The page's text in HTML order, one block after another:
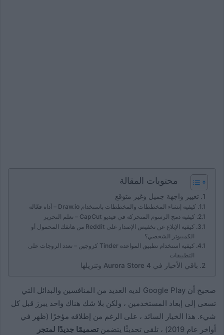
محتويات المقالة
تغيير واجهة جميل وغير متوقع
كيفية إنشاء المخططات والمخططات باستخدام Draw.io – أداة فعّالة
كيفية دمج الرسوم المتحركة في فيديو CapCut – تعلم التحرير
كيفية الإبلاغ عن تخفيض الإصدار على Reddit من هاتفك المحمول أو
الكمبيوتر الشخصي؟
كيفية استخدام تطبيق المواعدة Tinder كزوجين – تعدد الزوجات على
التطبيقات
باقي الأخبار في Aurora Store 4 وتنزيلها
صحيح أن Google Play لديه العديد من المنافسين والبدائل التي
تسعى إلى إبعاد المستخدمين ، ولكن بلا شك هناك واحد يبرز قبل كل
شيء. هذا الخيار السائد ، على الرغم من إطلاقه مؤخرًا (ظهر في
أواخر عام 2019) ، تلقى تحديثًا يتضمن
تصميمًا جديدًا لمتجر